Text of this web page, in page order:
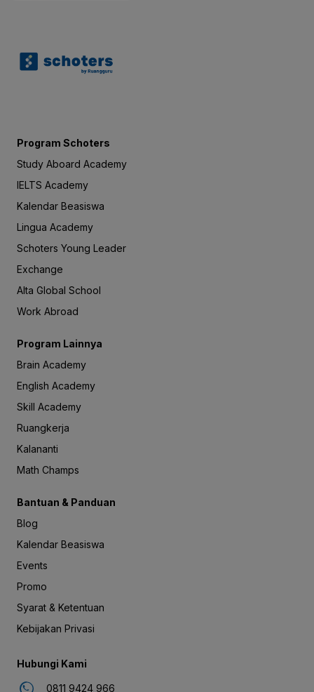
Program Schoters
Study Aboard Academy
IELTS Academy
Kalendar Beasiswa
Lingua Academy
Schoters Young Leader
Exchange
Alta Global School
Work Abroad
Program Lainnya
Brain Academy
English Academy
Skill Academy
Ruangkerja
Kalananti
Math Champs
Bantuan & Panduan
Blog
Kalendar Beasiswa
Events
Promo
Syarat & Ketentuan
Kebijakan Privasi
Hubungi Kami
0811 9424 966